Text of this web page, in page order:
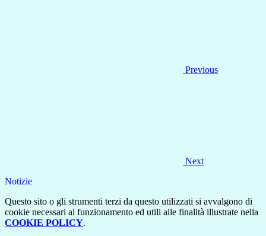
Previous
Next
Notizie
Questo sito o gli strumenti terzi da questo utilizzati si avvalgono di
cookie necessari al funzionamento ed utili alle finalità illustrate nella
COOKIE POLICY.